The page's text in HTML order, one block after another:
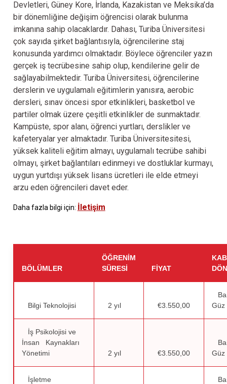
Devletleri, Güney Kore, İrlanda, Kazakistan ve Meksika’da
bir dönemliğine değişim öğrencisi olarak bulunma
imkanına sahip olacaklardır. Dahası, Turiba Üniversitesi
çok sayıda şirket bağlantısıyla, öğrencilerine staj
konusunda yardımcı olmaktadır. Böylece öğrenciler yazın
gerçek iş tecrübesine sahip olup, kendilerine gelir de
sağlayabilmektedir. Turiba Üniversitesi, öğrencilerine
derslerin ve uygulamalı eğitimlerin yanısıra, aerobic
dersleri, sınav öncesi spor etkinlikleri, basketbol ve
partiler olmak üzere çeşitli etkinlikler de sunmaktadır.
Kampüste, spor alanı, öğrenci yurtları, derslikler ve
kafeteryalar yer almaktadır. Turiba Üniversitesitesi,
yüksek kaliteli eğitim almayı, uygulamalı tecrübe sahibi
olmayı, şirket bağlantıları edinmeyi ve dostluklar kurmayı,
uygun yurtdışı yüksek lisans ücretleri ile elde etmeyi
arzu eden öğrencileri davet eder.
Daha fazla bilgi için: İletişim
BÖLÜMLER
ÖĞRENIM
SÜRESI
FIYAT
Bilgi Teknolojisi 2 yıl €3.550,00
Güz
İş Psikolojisi ve
İnsan Kaynakları
Yönetimi
2 yıl €3.550,00
Güz
İşletme